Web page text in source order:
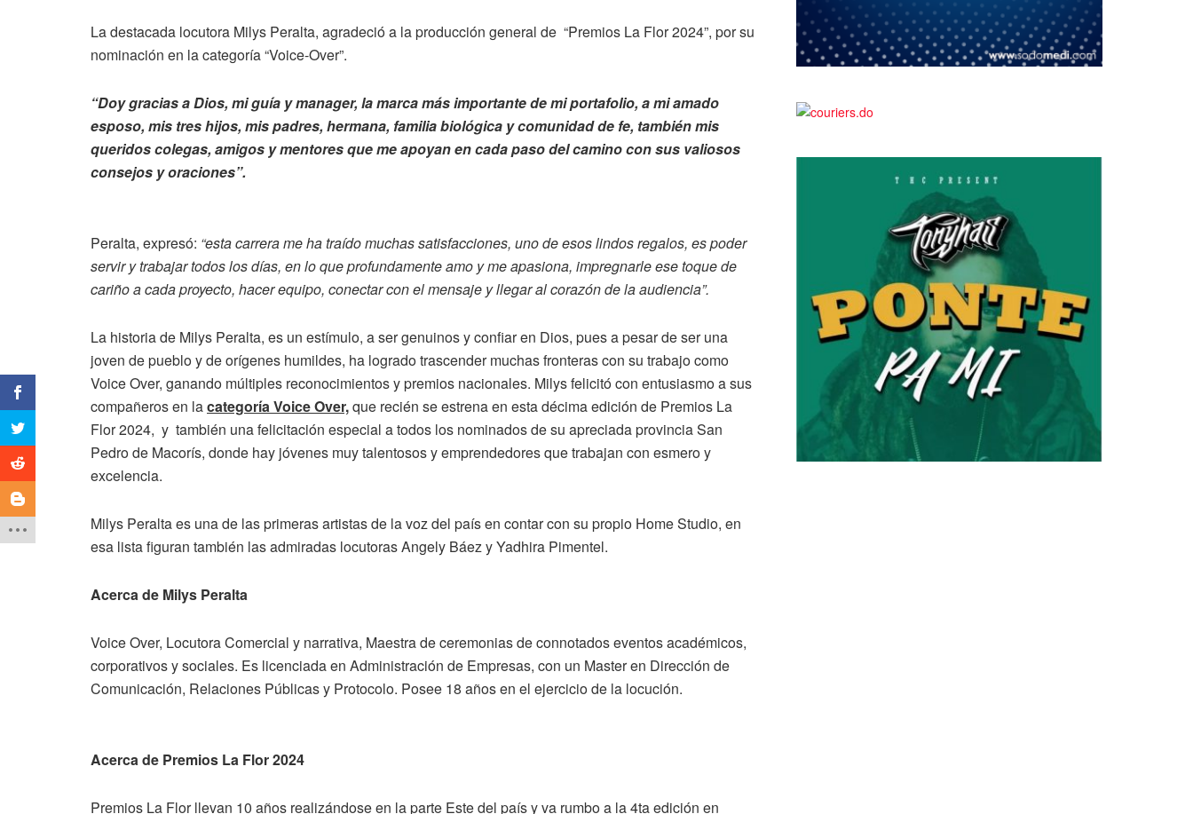
La destacada locutora Milys Peralta, agradeció a la producción general de “Premios La Flor 2024”, por su
nominación en la categoría “Voice-Over”.
“Doy gracias a Dios, mi guía y manager, la marca más importante de mi portafolio, a mi amado
esposo, mis tres hijos, mis padres, hermana, familia biológica y comunidad de fe, también mis
queridos colegas, amigos y mentores que me apoyan en cada paso del camino con sus valiosos
consejos y oraciones”.
Peralta, expresó: “esta carrera me ha traído muchas satisfacciones, uno de esos lindos regalos, es poder
servir y trabajar todos los días, en lo que profundamente amo y me apasiona, impregnarle ese toque de
cariño a cada proyecto, hacer equipo, conectar con el mensaje y llegar al corazón de la audiencia”.
La historia de Milys Peralta, es un estímulo, a ser genuinos y confiar en Dios, pues a pesar de ser una
joven de pueblo y de orígenes humildes, ha logrado trascender muchas fronteras con su trabajo como
Voice Over, ganando múltiples reconocimientos y premios nacionales. Milys felicitó con entusiasmo a sus
compañeros en lacategoría Voice Over,que recién se estrena en esta décima edición de Premios La
Flor 2024, y también una felicitación especial a todos los nominados de su apreciada provincia San
Pedro de Macorís, donde hay jóvenes muy talentosos y emprendedores que trabajan con esmero y
excelencia.
Milys Peralta es una de las primeras artistas de la voz del país en contar con su propio Home Studio, en
esa lista figuran también las admiradas locutoras Angely Báez y Yadhira Pimentel.
Acerca de Milys Peralta
Voice Over, Locutora Comercial y narrativa, Maestra de ceremonias de connotados eventos académicos,
corporativos y sociales. Es licenciada en Administración de Empresas, con un Master en Dirección de
Comunicación, Relaciones Públicas y Protocolo. Posee 18 años en el ejercicio de la locución.
Acerca de Premios La Flor 2024
Premios La Flor llevan 10 años realizándose en la parte Este del país y va rumbo a la 4ta edición en